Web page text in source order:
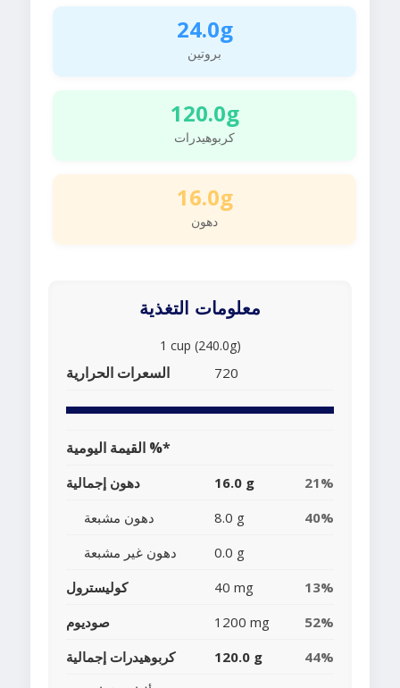
24.0g
بروتين
120.0g
كربوهيدرات
16.0g
دهون
معلومات التغذية
1 cup (240.0g)
السعرات الحرارية 720
القيمة اليومية %*
دهون إجمالية 16.0 g
21%
دهون مشبعة
8.0 g
40%
دهون غير مشبعة
0.0 g
كوليسترول
40 mg
13%
صوديوم
1200 mg
52%
كربوهيدرات إجمالية
120.0 g
44%